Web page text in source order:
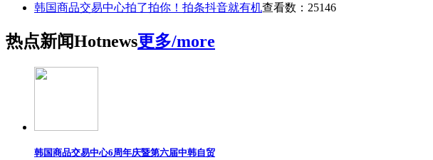
韩国商品交易中心拍了拍你！拍条抖音就有机查看数：25146
热点新闻Hotnews更多/more
韩国商品交易中心6周年庆暨第六届中韩自贸